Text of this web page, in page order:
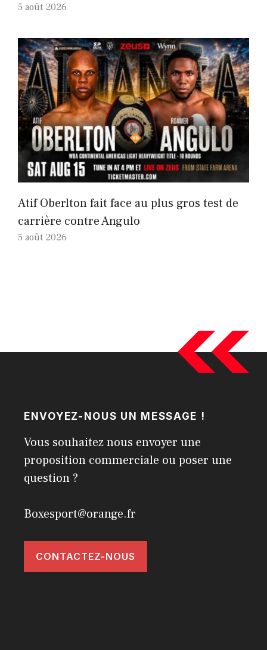
5 août 2026
Atif Oberlton fait face au plus gros test de
carrière contre Angulo
5 août 2026
ENVOYEZ-NOUS UN MESSAGE !
Vous souhaitez nous envoyer une
proposition commerciale ou poser une
question ?
Boxesport@orange.fr
CONTACTEZ-NOUS